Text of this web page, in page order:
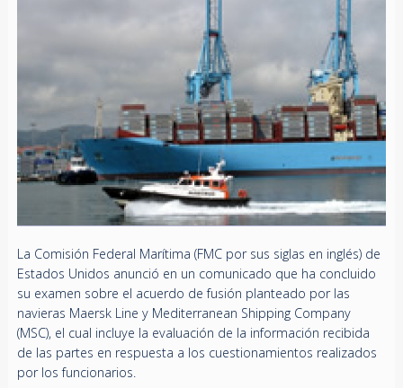
La Comisión Federal Marítima (FMC por sus siglas en inglés) de
Estados Unidos anunció en un comunicado que ha concluido
su examen sobre el acuerdo de fusión planteado por las
navieras Maersk Line y Mediterranean Shipping Company
(MSC), el cual incluye la evaluación de la información recibida
de las partes en respuesta a los cuestionamientos realizados
por los funcionarios.